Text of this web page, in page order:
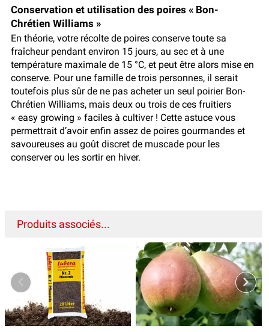
Conservation et utilisation des poires « Bon-
Chrétien Williams »
En théorie, votre récolte de poires conserve toute sa
fraîcheur pendant environ 15 jours, au sec et à une
température maximale de 15 °C, et peut être alors mise en
conserve. Pour une famille de trois personnes, il serait
toutefois plus sûr de ne pas acheter un seul poirier Bon-
Chrétien Williams, mais deux ou trois de ces fruitiers
« easy growing » faciles à cultiver ! Cette astuce vous
permettrait d’avoir enfin assez de poires gourmandes et
savoureuses au goût discret de muscade pour les
conserver ou les sortir en hiver.
Produits associés...